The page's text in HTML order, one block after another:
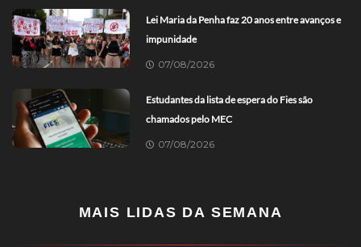
Lei Maria da Penha faz 20 anos entre avanços e
impunidade
07/08/2026
Estudantes da lista de espera do Fies são
chamados pelo MEC
07/08/2026
MAIS LIDAS DA SEMANA